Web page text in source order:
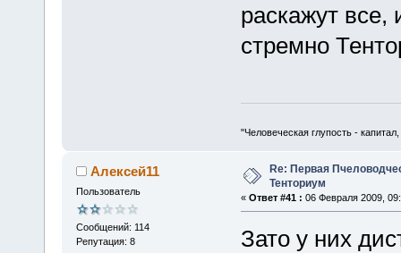
раскажут все,
стремно
"Человеческая глупость -
Алексей11
Пользователь
Сообщений: 114
Репутация: 8
Re: Первая
Тенториум
« Ответ #41 : 06 Февраля 2009,
Зато у них